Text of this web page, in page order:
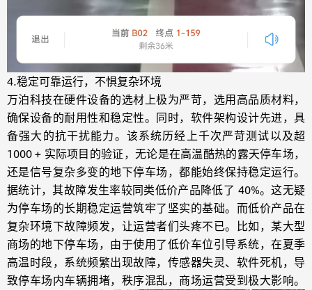
4.稳定可靠运行，不惧复杂环境
万泊科技在硬件设备的选材上极为严苛，选用高品质材料，
确保设备的耐用性和稳定性。同时，软件架构设计先进，具
备强大的抗干扰能力。该系统历经上千次严苛测试以及超
1000 + 实际项目的验证，无论是在高温酷热的露天停车场，
还是信号复杂多变的地下停车场，都能始终保持稳定运行。
据统计，其故障发生率较同类低价产品降低了 40%。这无疑
为停车场的长期稳定运营筑牢了坚实的基础。而低价产品在
复杂环境下故障频发，让运营者们头疼不已。比如，某大型
商场的地下停车场，由于使用了低价车位引导系统，在夏季
高温时段，系统频繁出现故障，传感器失灵、软件死机，导
致停车场内车辆拥堵，秩序混乱，商场运营受到极大影响。